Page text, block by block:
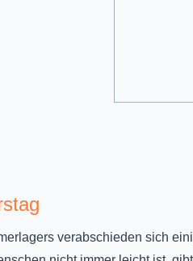
verabschieden sich